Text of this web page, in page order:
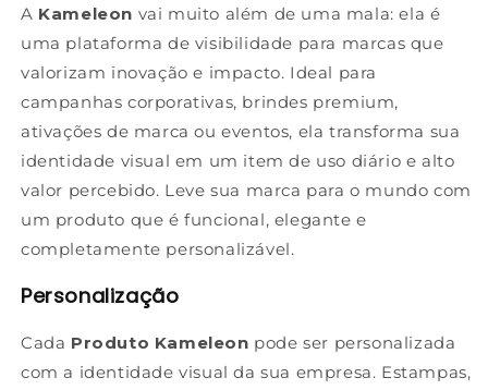
A Kameleon vai muito além de uma mala: ela é
uma plataforma de visibilidade para marcas que
valorizam inovação e impacto. Ideal para
campanhas corporativas, brindes premium,
ativações de marca ou eventos, ela transforma sua
identidade visual em um item de uso diário e alto
valor percebido. Leve sua marca para o mundo com
um produto que é funcional, elegante e
completamente personalizável.
Personalização
Cada Produto Kameleon pode ser personalizada
com a identidade visual da sua empresa. Estampas,